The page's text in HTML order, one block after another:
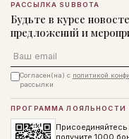
РАССЫЛКА SUBBOTA
Будьте в курсе
предложений и
Email
Согласен(на) с политикой
рассылки
ПРОГРАММА ЛОЯЛЬНОСТИ
получите 1000